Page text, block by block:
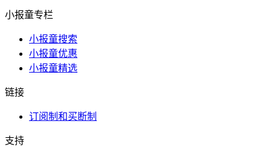
小报童专栏
小报童搜索
小报童优惠
小报童精选
链接
订阅制和买断制
支持